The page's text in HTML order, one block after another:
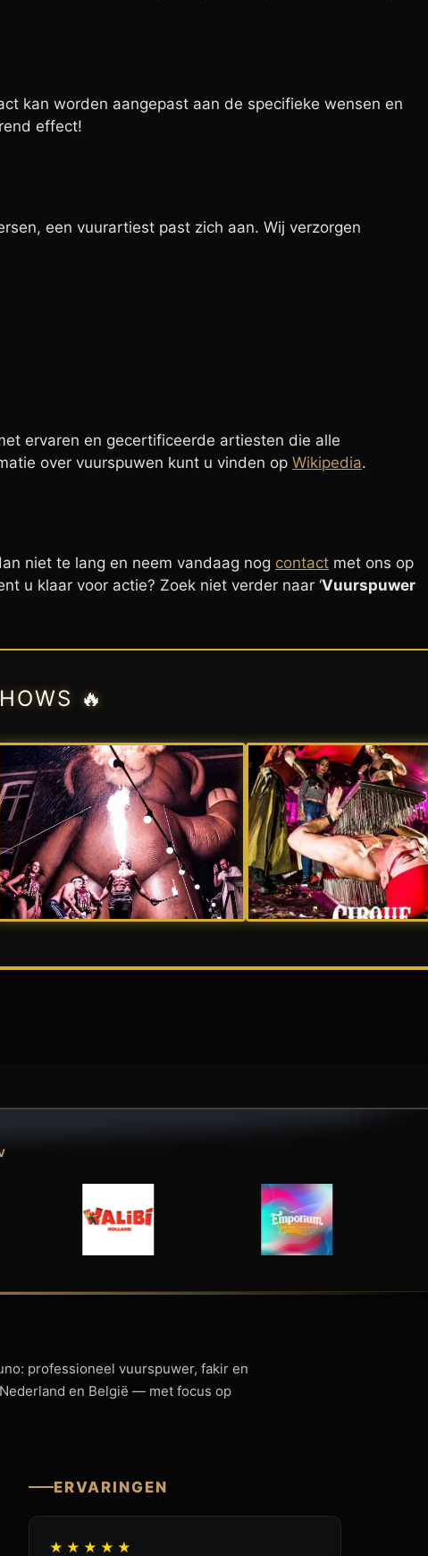
kan worden aangepast aan de specifieke wensen en
effect!
een vuurartiest past zich aan. Wij verzorgen
ervaren en gecertificeerde artiesten die alle
over vuurspuwen kunt u vinden op Wikipedia.
niet te lang en neem vandaag nog contact met ons op
u klaar voor actie? Zoek niet verder naar ‘Vuurspuwer
🔥
professioneel vuurspuwer, fakir en
en België — met focus op
ERVARINGEN
★★★★★